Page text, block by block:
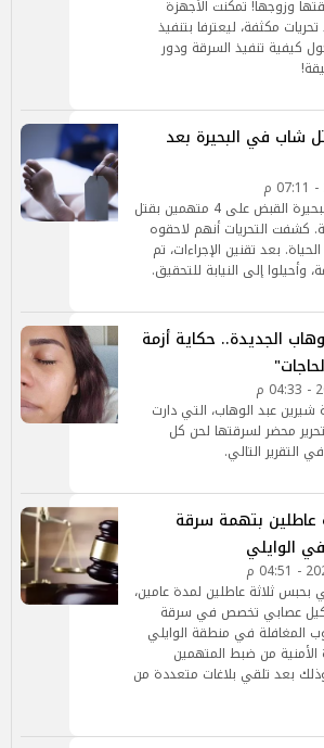
وزوجها! تمكنت الأجهزة
مكثفة، ليعترفا بتنفيذ
كيفية تنفيذ السرقة ودور
شاب في البحيرة بعد
ألقت أجهزة الأمن في البحيرة القبض على 4 متهمين بقتل
كشفت التحريات أنهم لاحقوه
بعد تقنين الإجراءات، تم
وأحيلوا إلى النيابة للتحقيق.
الجديدة.. حكاية أزمة
شيرين عبد الوهاب، التي دارت
محضر لسرقتها لحن كل
التقرير التالي.
عاطلين بتهمة سرقة
الوايلي
ثلاثة عاطلين لمدة عامين،
عصابي تخصص في سرقة
المغافلة في منطقة الوايلي
الأمنية من ضبط المتهمين
بعد تلقي بلاغات متعددة من